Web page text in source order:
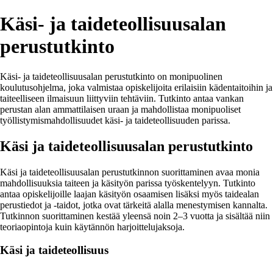
Käsi- ja taideteollisuusalan
perustutkinto
Käsi- ja taideteollisuusalan perustutkinto on monipuolinen
koulutusohjelma, joka valmistaa opiskelijoita erilaisiin kädentaitoihin ja
taiteelliseen ilmaisuun liittyviin tehtäviin. Tutkinto antaa vankan
perustan alan ammattilaisen uraan ja mahdollistaa monipuoliset
työllistymismahdollisuudet käsi- ja taideteollisuuden parissa.
Käsi ja taideteollisuusalan perustutkinto
Käsi ja taideteollisuusalan perustutkinnon suorittaminen avaa monia
mahdollisuuksia taiteen ja käsityön parissa työskentelyyn. Tutkinto
antaa opiskelijoille laajan käsityön osaamisen lisäksi myös taidealan
perustiedot ja -taidot, jotka ovat tärkeitä alalla menestymisen kannalta.
Tutkinnon suorittaminen kestää yleensä noin 2–3 vuotta ja sisältää niin
teoriaopintoja kuin käytännön harjoittelujaksoja.
Käsi ja taideteollisuus